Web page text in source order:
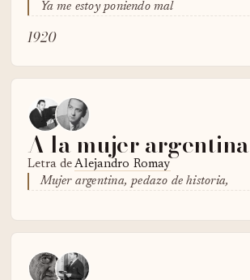
Ya me estoy poniendo mal
1920
A la mujer argentina
Letra deAlejandro Romay
Mujer argentina, pedazo de historia,